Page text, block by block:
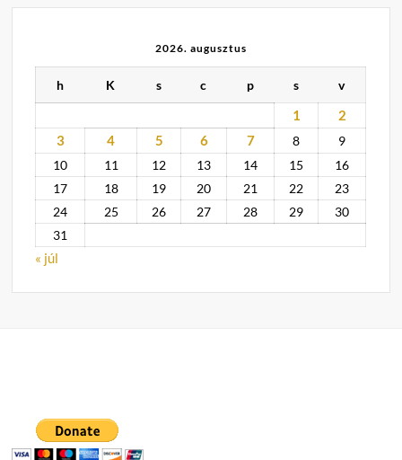
2026. augusztus
h K s c p s v
1
2
3
4 5 6 7 8
9
10
11 12 13 14 15
16
17
18 19 20 21 22
23
24
25 26 27 28 29
30
31
« júl